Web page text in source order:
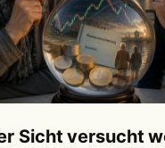
Sicht versucht